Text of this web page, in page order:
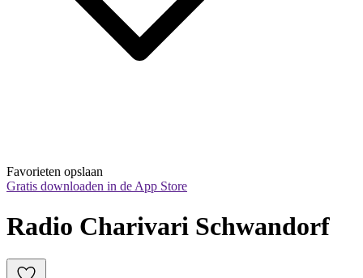
Favorieten opslaan
Gratis downloaden in de App Store
Radio Charivari Schwandorf